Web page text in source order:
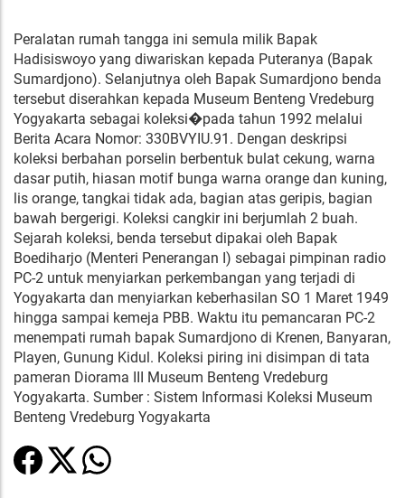
Peralatan rumah tangga ini semula milik Bapak
Hadisiswoyo yang diwariskan kepada Puteranya (Bapak
Sumardjono). Selanjutnya oleh Bapak Sumardjono benda
tersebut diserahkan kepada Museum Benteng Vredeburg
Yogyakarta sebagai koleksi�pada tahun 1992 melalui
Berita Acara Nomor: 330BVYIU.91. Dengan deskripsi
koleksi berbahan porselin berbentuk bulat cekung, warna
dasar putih, hiasan motif bunga warna orange dan kuning,
lis orange, tangkai tidak ada, bagian atas geripis, bagian
bawah bergerigi. Koleksi cangkir ini berjumlah 2 buah.
Sejarah koleksi, benda tersebut dipakai oleh Bapak
Boediharjo (Menteri Penerangan I) sebagai pimpinan radio
PC-2 untuk menyiarkan perkembangan yang terjadi di
Yogyakarta dan menyiarkan keberhasilan SO 1 Maret 1949
hingga sampai kemeja PBB. Waktu itu pemancaran PC-2
menempati rumah bapak Sumardjono di Krenen, Banyaran,
Playen, Gunung Kidul. Koleksi piring ini disimpan di tata
pameran Diorama III Museum Benteng Vredeburg
Yogyakarta. Sumber : Sistem Informasi Koleksi Museum
Benteng Vredeburg Yogyakarta